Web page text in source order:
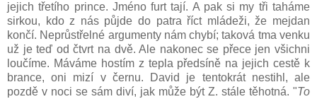
jejich třetího prince. Jméno furt tají. A pak si my tři taháme
sirkou, kdo z nás půjde do patra říct mládeži, že mejdan
končí. Neprůstřelné argumenty nám chybí; taková tma venku
už je teď od čtvrt na dvě. Ale nakonec se přece jen všichni
loučíme. Máváme hostím z tepla předsíně na jejich cestě k
brance, oni mizí v černu. David je tentokrát nestihl, ale
pozdě v noci se sám diví, jak může být Z. stále těhotná. "To